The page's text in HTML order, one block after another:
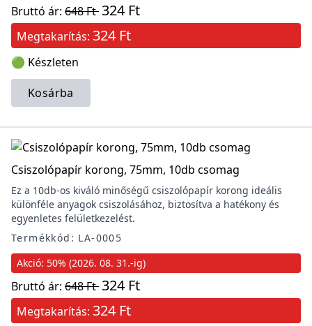
Bruttó ár: 648 Ft324 Ft
Megtakarítás: 324 Ft
🟢 Készleten
Kosárba
Csiszolópapír korong, 75mm, 10db csomag
Ez a 10db-os kiváló minőségű csiszolópapír korong ideális
különféle anyagok csiszolásához, biztosítva a hatékony és
egyenletes felületkezelést.
Termékkód: LA-0005
Akció: 50% (2026. 08. 31.-ig)
Bruttó ár: 648 Ft324 Ft
Megtakarítás: 324 Ft